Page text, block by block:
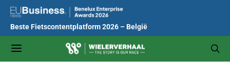
Beste Fietscontentplatform 2026 – België